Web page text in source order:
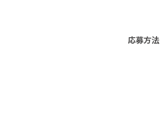
応募方法